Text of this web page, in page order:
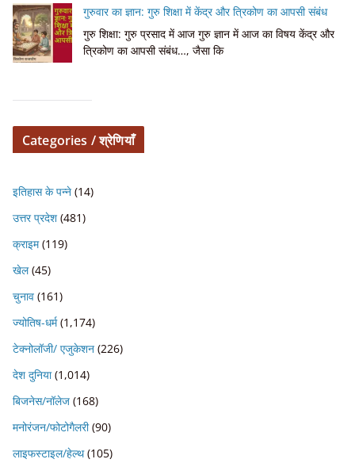
गुरुवार का ज्ञान: गुरु शिक्षा में केंद्र और त्रिकोण का आपसी संबंध
गुरु शिक्षा: गुरु प्रसाद में आज गुरु ज्ञान में आज का विषय केंद्र और
त्रिकोण का आपसी संबंध…, जैसा कि
Categories / श्रेणियाँ
इतिहास के पन्ने (14)
उत्तर प्रदेश (481)
क्राइम(119)
खेल(45)
चुनाव (161)
ज्योतिष-धर्म(1,174)
टेक्नोलॉजी/ एजुकेशन (226)
देश दुनिया(1,014)
बिजनेस/नॉलेज (168)
मनोरंजन/फोटोगैलरी(90)
लाइफस्टाइल/हेल्थ(105)